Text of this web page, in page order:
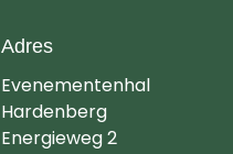
Adres
Evenementenhal
Hardenberg
Energieweg 2